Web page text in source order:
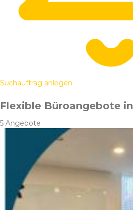
Suchauftrag anlegen
Flexible Büroangebote
5 Angebote